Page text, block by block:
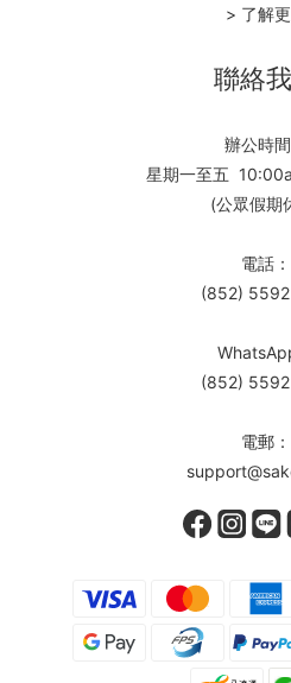
> 了解
聯絡
辦公時間
星期一至五
(公眾假期
電話：
(852)
(852)
電郵：